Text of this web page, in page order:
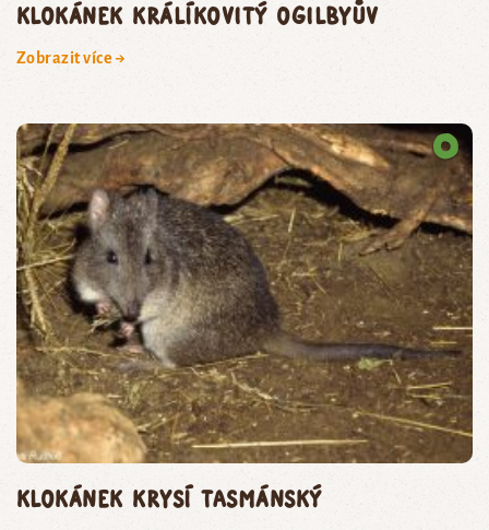
klokánek králíkovitý Ogilbyův
Zobrazit více →
klokánek krysí tasmánský